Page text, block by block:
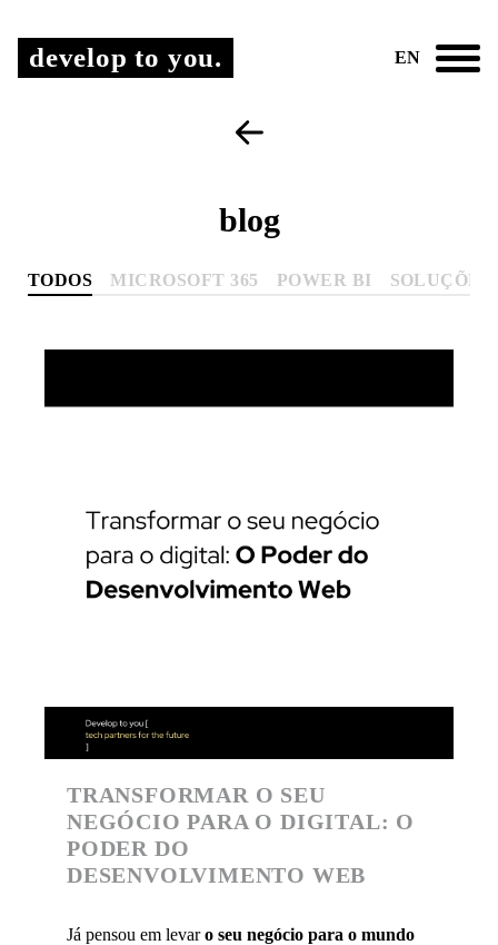
develop to you. EN
blog
TODOS MICROSOFT 365 POWER BI
​​TRANSFORMAR O SEU
NEGÓCIO PARA O DIGITAL: O
PODER DO
DESENVOLVIMENTO WEB
Já pensou em levaro seu negócio para o mundo